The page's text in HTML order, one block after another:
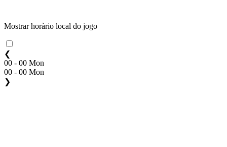
Mostrar horàrio local do jogo
❮
00 - 00 Mon
00 - 00 Mon
❯